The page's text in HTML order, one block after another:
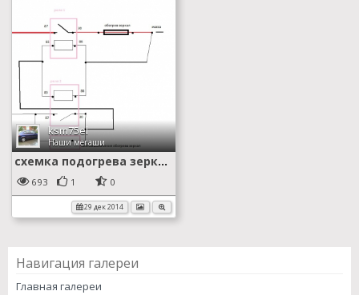
ksm75el
Наши мегаши
схемка подогрева зеркал заднего вида
693 1 0
29 дек 2014
Навигация галереи
Главная галереи